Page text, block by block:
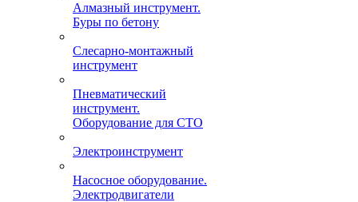
Алмазный инструмент.
Буры по бетону
Слесарно-монтажный
инструмент
Пневматический
инструмент.
Оборудование для СТО
Электроинструмент
Насосное оборудование.
Электродвигатели